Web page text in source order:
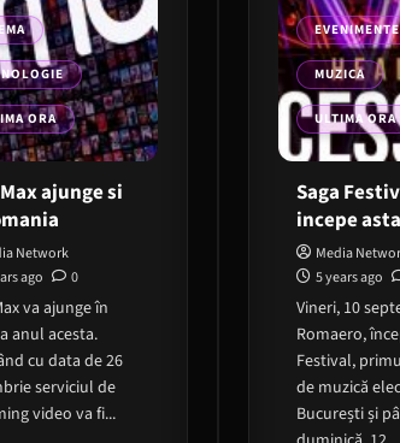
ORA
ajunge si
Network
ago
0
va ajunge în
anul acesta.
cu data de 26
serviciul de
video va fi...
EVENIMENTE
MUZICA
ULTIMA ORA
Saga
incepe
Media
5 years ago
Vineri, 10
Romaero,
Festival,
de muzică
București și